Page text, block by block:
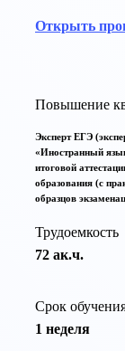
Открыть
Повышение
Эксперт ЕГЭ
«Иностранный
итоговой
образования (с
образцов
Трудоемкость
72 ак.ч.
Срок
1 неделя